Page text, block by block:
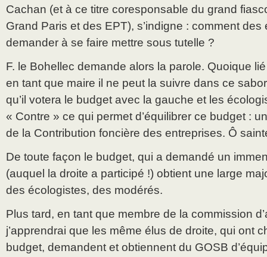
Cachan (et à ce titre coresponsable du grand
Grand Paris et des EPT), s’indigne : comment des
demander à se faire mettre sous tutelle ?
F. le Bohellec demande alors la parole. Quoique
en tant que maire il ne peut la suivre dans ce
qu’il votera le budget avec la gauche et les
« Contre » ce qui permet d’équilibrer ce budget :
de la Contribution foncière des entreprises. Ô
De toute façon le budget, qui a demandé un
(auquel la droite a participé !) obtient une large
des écologistes, des modérés.
Plus tard, en tant que membre de la commission
j’apprendrai que les même élus de droite, qui ont
budget, demandent et obtiennent du GOSB